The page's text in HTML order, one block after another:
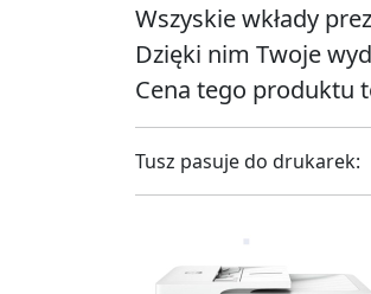
Wszyskie wkłady
Dzięki nim Twoje
Cena tego produktu
Tusz pasuje do drukarek: